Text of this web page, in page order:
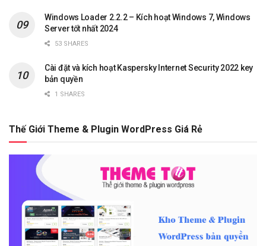
Windows Loader 2.2.2 – Kích hoạt Windows 7, Windows
Server tốt nhất 2024
53 SHARES
Cài đặt và kích hoạt Kaspersky Internet Security 2022 key
bản quyền
1 SHARES
Thế Giới Theme & Plugin WordPress Giá Rẻ